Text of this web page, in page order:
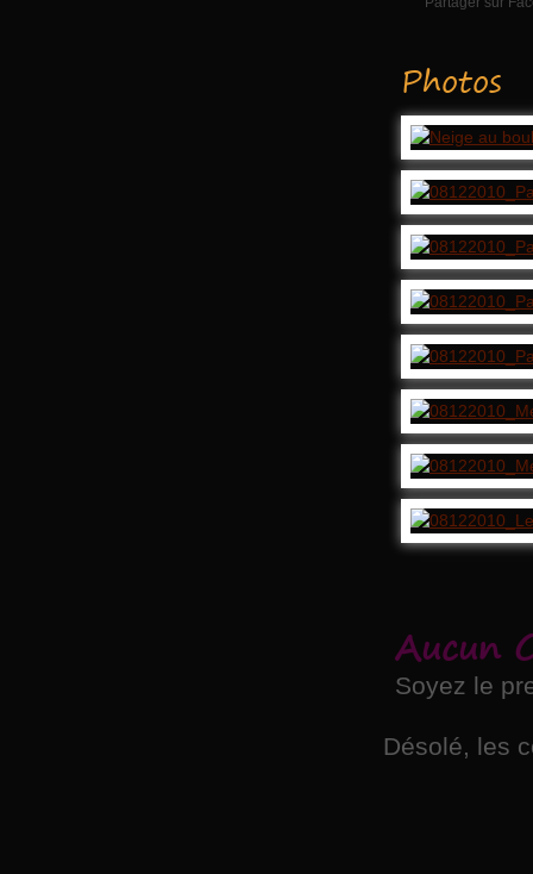
Photos
Aucun
Soyez le
Désolé, les